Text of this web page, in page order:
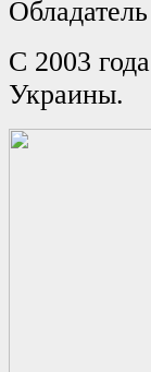
С 2003
Украины.